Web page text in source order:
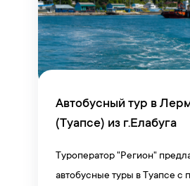
Автобусный тур в
(Туапсе) из г.Елабуга
Туроператор "Регион"
автобусные туры в Туапсе с